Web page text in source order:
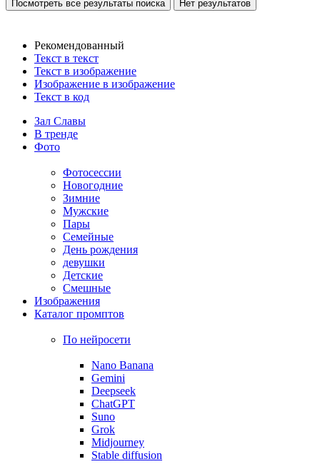
Посмотреть все результаты поиска Нет результатов
Рекомендованный
Текст в текст
Текст в изображение
Изображение в изображение
Текст в код
Зал Славы
В тренде
Фото
Фотосессии
Новогодние
Зимние
Мужские
Пары
Семейные
День рождения
девушки
Детские
Смешные
Изображения
Каталог промптов
По нейросети
Nano Banana
Gemini
Deepseek
ChatGPT
Suno
Grok
Midjourney
Stable diffusion